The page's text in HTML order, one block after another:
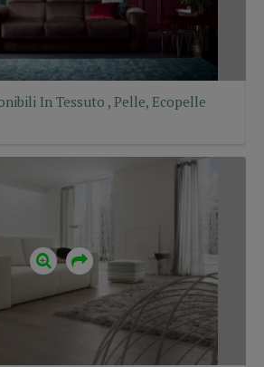
In Tessuto , Pelle, Ecopelle